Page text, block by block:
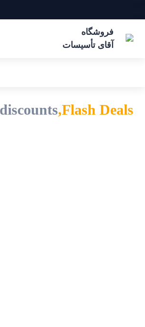
فروشگاه
آقای تأسیسات
Flash Deals,